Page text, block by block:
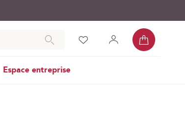
Chercher
Espace entreprise